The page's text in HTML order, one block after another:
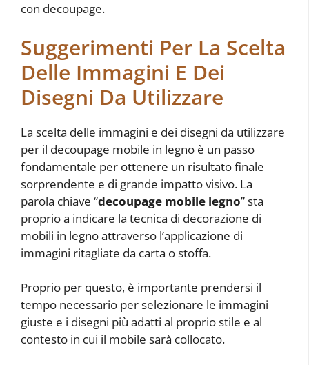
con decoupage.
Suggerimenti Per La Scelta
Delle Immagini E Dei
Disegni Da Utilizzare
La scelta delle immagini e dei disegni da utilizzare
per il decoupage mobile in legno è un passo
fondamentale per ottenere un risultato finale
sorprendente e di grande impatto visivo. La
parola chiave “decoupage mobile legno” sta
proprio a indicare la tecnica di decorazione di
mobili in legno attraverso l’applicazione di
immagini ritagliate da carta o stoffa.
Proprio per questo, è importante prendersi il
tempo necessario per selezionare le immagini
giuste e i disegni più adatti al proprio stile e al
contesto in cui il mobile sarà collocato.